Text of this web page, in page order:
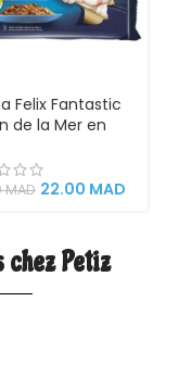
Felix Fantastic
de la Mer en
humide
adultes
Cabillaud, Plie)
MAD 22.00 MAD
Petiz